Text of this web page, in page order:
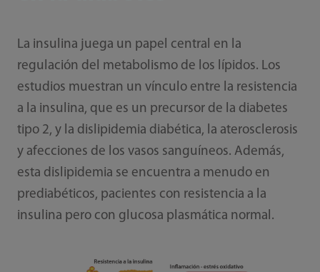
La insulina juega un papel central en la
regulación del metabolismo de los lípidos. Los
estudios muestran un vínculo entre la resistencia
a la insulina, que es un precursor de la diabetes
tipo 2, y la dislipidemia diabética, la aterosclerosis
y afecciones de los vasos sanguíneos. Además,
esta dislipidemia se encuentra a menudo en
prediabéticos, pacientes con resistencia a la
insulina pero con glucosa plasmática normal.